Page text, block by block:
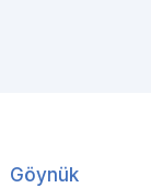
Göynük